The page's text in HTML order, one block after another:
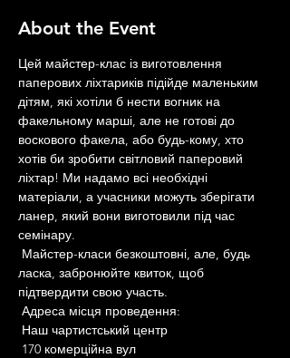
About the Event
Цей майстер-клас із виготовлення
паперових ліхтариків підійде маленьким
дітям, які хотіли б нести вогник на
факельному марші, але не готові до
воскового факела, або будь-кому, хто
хотів би зробити світловий паперовий
ліхтар! Ми надамо всі необхідні
матеріали, а учасники можуть зберігати
ланер, який вони виготовили під час
семінару.
ласка, забронюйте квиток, щоб
підтвердити свою участь.
Адреса місця проведення:
Наш чартистський центр
170 комерційна вул